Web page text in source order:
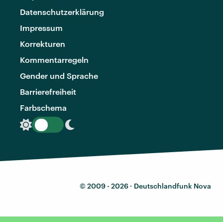
Datenschutzerklärung
Impressum
Korrekturen
Kommentarregeln
Gender und Sprache
Barrierefreiheit
Farbschema
© 2009 - 2026 · Deutschlandfunk Nova